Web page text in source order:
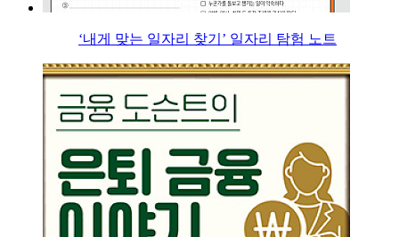
‘내게 맞는 일자리 찾기’ 일자리 탐험 노트